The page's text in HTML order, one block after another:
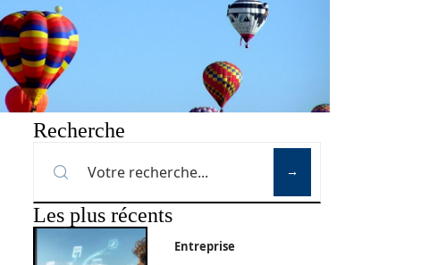
Recherche
Les plus récents
Entreprise